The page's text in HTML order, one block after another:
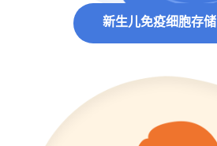
新生儿免疫细胞存储